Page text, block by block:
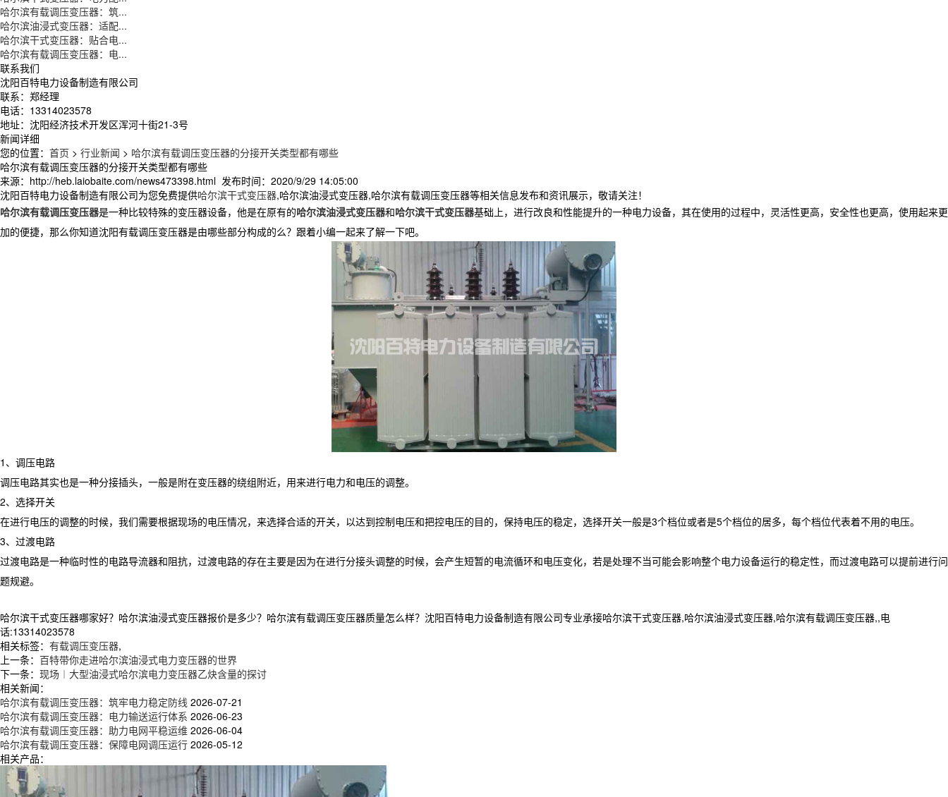
哈尔滨有载调压变压器：筑...
哈尔滨油浸式变压器：适配...
哈尔滨干式变压器：贴合电...
哈尔滨有载调压变压器：电...
联系我们
沈阳百特电力设备制造有限公司
联系：郑经理
电话：13314023578
地址：沈阳经济技术开发区浑河十街21-3号
新闻详细
您的位置： 首页 > 行业新闻 > 哈尔滨有载调压变压器的分接开关类型都有哪些
哈尔滨有载调压变压器的分接开关类型都有哪些
来源：http://heb.laiobaite.com/news473398.html 发布时间：2020/9/29 14:05:00
沈阳百特电力设备制造有限公司为您免费提供哈尔滨干式变压器,哈尔滨油浸式变压器,哈尔滨有载调压变压器等相关信息发布和资讯展示，敬请关注！
哈尔滨有载调压变压器是一种比较特殊的变压器设备，他是在原有的哈尔滨油浸式变压器和哈尔滨干式变压器基础上，进行改良和性能提升的一种电力设备，其在使用的过程中，灵活性更高，安全性也更高，使用起来更
加的便捷，那么你知道沈阳有载调压变压器是由哪些部分构成的么？跟着小编一起来了解一下吧。
1、调压电路
调压电路其实也是一种分接插头，一般是附在变压器的绕组附近，用来进行电力和电压的调整。
2、选择开关
在进行电压的调整的时候，我们需要根据现场的电压情况，来选择合适的开关，以达到控制电压和把控电压的目的，保持电压的稳定，选择开关一般是3个档位或者是5个档位的居多，每个档位代表着不用的电压。
3、过渡电路
过渡电路是一种临时性的电路导流器和阻抗，过渡电路的存在主要是因为在进行分接头调整的时候，会产生短暂的电流循环和电压变化，若是处理不当可能会影响整个电力设备运行的稳定性，而过渡电路可以提前进行问
题规避。
哈尔滨干式变压器哪家好？哈尔滨油浸式变压器报价是多少？哈尔滨有载调压变压器质量怎么样？沈阳百特电力设备制造有限公司专业承接哈尔滨干式变压器,哈尔滨油浸式变压器,哈尔滨有载调压变压器,,电
话:13314023578
相关标签： 有载调压变压器,
上一条： 百特带你走进哈尔滨油浸式电力变压器的世界
下一条： 现场︱大型油浸式哈尔滨电力变压器乙炔含量的探讨
相关新闻：
哈尔滨有载调压变压器：筑牢电力稳定防线 2026-07-21
哈尔滨有载调压变压器：电力输送运行体系 2026-06-23
哈尔滨有载调压变压器：助力电网平稳运维 2026-06-04
哈尔滨有载调压变压器：保障电网调压运行 2026-05-12
相关产品：